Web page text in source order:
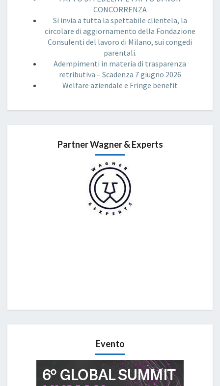
CONCORRENZA
Si invia a tutta la spettabile clientela, la
circolare di aggiornamento della Fondazione
Consulenti del lavoro di Milano, sui congedi
parentali.
Adempimenti in materia di trasparenza
retributiva – Scadenza 7 giugno 2026
Welfare aziendale e Fringe benefit
Partner Wagner & Experts
Evento